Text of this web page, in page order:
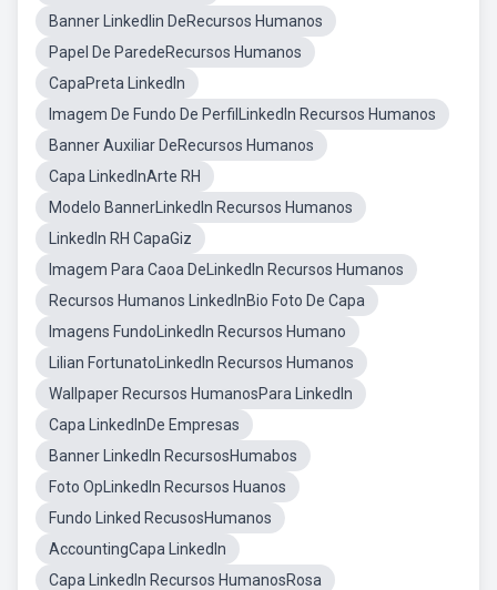
Banner Linkedlin DeRecursos Humanos
Papel De ParedeRecursos Humanos
CapaPreta LinkedIn
Imagem De Fundo De PerfilLinkedIn Recursos Humanos
Banner Auxiliar DeRecursos Humanos
Capa LinkedInArte RH
Modelo BannerLinkedIn Recursos Humanos
LinkedIn RH CapaGiz
Imagem Para Caoa DeLinkedIn Recursos Humanos
Recursos Humanos LinkedInBio Foto De Capa
Imagens FundoLinkedIn Recursos Humano
Lilian FortunatoLinkedIn Recursos Humanos
Wallpaper Recursos HumanosPara LinkedIn
Capa LinkedInDe Empresas
Banner LinkedIn RecursosHumabos
Foto OpLinkedIn Recursos Huanos
Fundo Linked RecusosHumanos
AccountingCapa LinkedIn
Capa LinkedIn Recursos HumanosRosa